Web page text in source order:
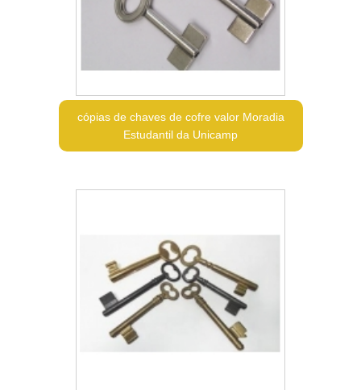
cópias de chaves de cofre valor Moradia
Estudantil da Unicamp